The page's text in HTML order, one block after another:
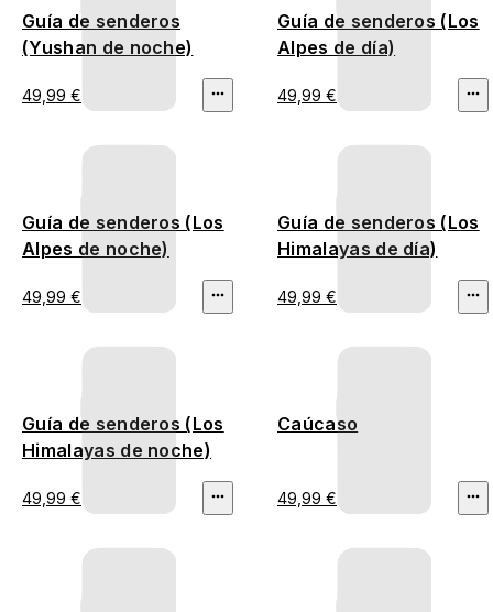
Guía de senderos
(Yushan de noche)
49,99 €
Guía de senderos (Los
Alpes de día)
49,99 €
Guía de senderos (Los
Alpes de noche)
49,99 €
Guía de senderos (Los
Himalayas de día)
49,99 €
Guía de senderos (Los
Himalayas de noche)
49,99 €
Caúcaso
49,99 €